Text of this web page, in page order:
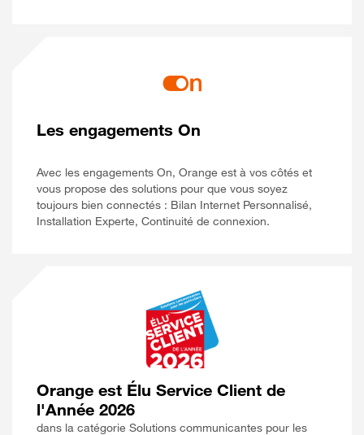
Les engagements On
Avec les engagements On, Orange est à vos côtés et
vous propose des solutions pour que vous soyez
toujours bien connectés : Bilan Internet Personnalisé,
Installation Experte, Continuité de connexion.
Orange est Élu Service Client de
l'Année 2026
dans la catégorie Solutions communicantes pour les